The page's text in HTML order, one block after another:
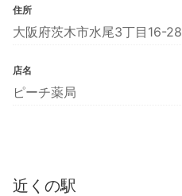
住所
大阪府茨木市水尾3丁目16-28
店名
ピーチ薬局
近くの駅